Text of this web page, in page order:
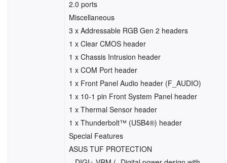
2.0 ports
Miscellaneous
3 x Addressable RGB Gen 2 headers
1 x Clear CMOS header
1 x Chassis Intrusion header
1 x COM Port header
1 x Front Panel Audio header (F_AUDIO)
1 x 10-1 pin Front System Panel header
1 x Thermal Sensor header
1 x Thunderbolt™ (USB4®) header
Special Features
ASUS TUF PROTECTION